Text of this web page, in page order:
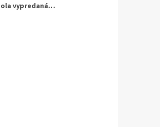
vypredaná…